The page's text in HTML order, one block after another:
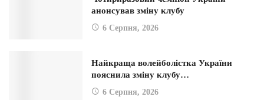
анонсував зміну клубу
6 Серпня, 2026
Найкраща волейболістка України
пояснила зміну клубу…
6 Серпня, 2026